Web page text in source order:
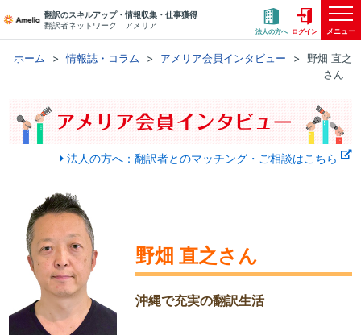
翻訳のスキルアップ・情報収集・仕事獲得
翻訳者ネットワーク アメリア
法人の方へ ログイン メニュー
ホーム 情報誌・コラム アメリア会員インタビュー
野畑 直之
さん
法人の方へ：翻訳者とのマッチング・ご相談はこちら
野畑 直之さん
沖縄で充実の翻訳生活